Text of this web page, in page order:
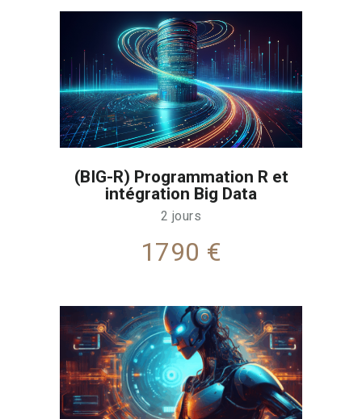
(BIG-R) Programmation R et
intégration Big Data
2 jours
1790 €